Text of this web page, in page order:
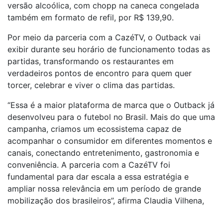
versão alcoólica, com chopp na caneca congelada
também em formato de refil, por R$ 139,90.
Por meio da parceria com a CazéTV, o Outback vai
exibir durante seu horário de funcionamento todas as
partidas, transformando os restaurantes em
verdadeiros pontos de encontro para quem quer
torcer, celebrar e viver o clima das partidas.
“Essa é a maior plataforma de marca que o Outback já
desenvolveu para o futebol no Brasil. Mais do que uma
campanha, criamos um ecossistema capaz de
acompanhar o consumidor em diferentes momentos e
canais, conectando entretenimento, gastronomia e
conveniência. A parceria com a CazéTV foi
fundamental para dar escala a essa estratégia e
ampliar nossa relevância em um período de grande
mobilização dos brasileiros”, afirma Claudia Vilhena,